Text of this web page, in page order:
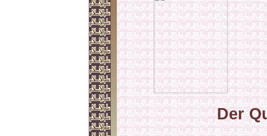
Der